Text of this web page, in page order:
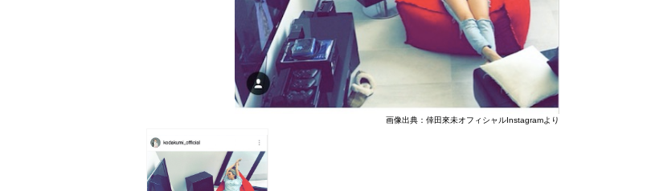
画像出典：倖田來未オフィシャルInstagramより